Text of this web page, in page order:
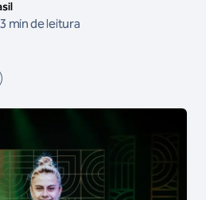
min de leitura